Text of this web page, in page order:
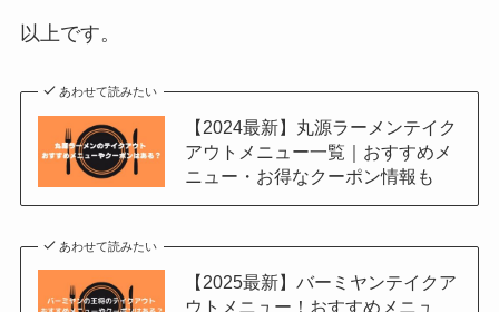
以上です。
あわせて読みたい
【2024最新】丸源ラーメンテイク
アウトメニュー一覧｜おすすめメ
ニュー・お得なクーポン情報も
あわせて読みたい
【2025最新】バーミヤンテイクア
ウトメニュー！おすすめメニュ